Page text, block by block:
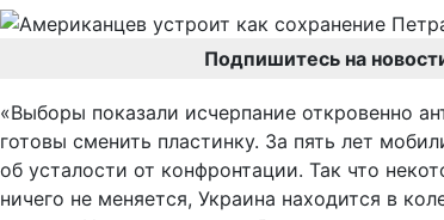
Подпишитесь на
«Выборы показали исчерпание откровенно
готовы сменить пластинку. За пять лет
об усталости от конфронтации. Так что
ничего не меняется, Украина находится в